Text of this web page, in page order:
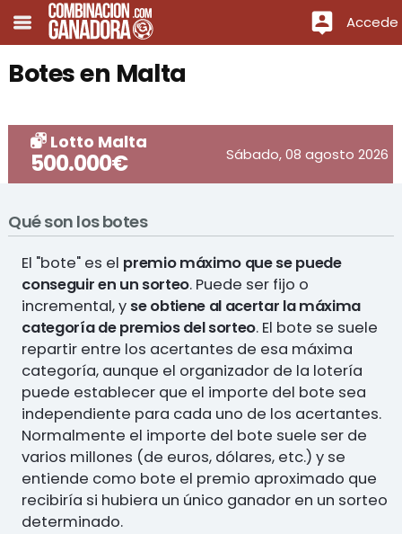
Accede
Botes en Malta
Lotto Malta
500.000€ Sábado, 08 agosto 2026
Qué son los botes
El "bote" es el premio máximo que se puede
conseguir en un sorteo. Puede ser fijo o
incremental, y se obtiene al acertar la máxima
categoría de premios del sorteo. El bote se suele
repartir entre los acertantes de esa máxima
categoría, aunque el organizador de la lotería
puede establecer que el importe del bote sea
independiente para cada uno de los acertantes.
Normalmente el importe del bote suele ser de
varios millones (de euros, dólares, etc.) y se
entiende como bote el premio aproximado que
recibiría si hubiera un único ganador en un sorteo
determinado.